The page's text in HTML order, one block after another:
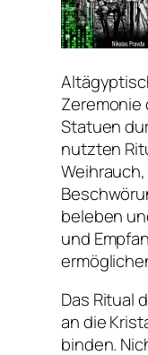
Zeremonie
Statuen
nutzten
beleben
und
Das Ritual
an die
binden.